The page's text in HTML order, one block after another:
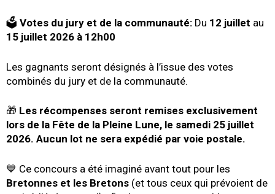
🗳️ Votes du jury et de la communauté: Du 12 juillet au
15 juillet 2026 à 12h00
Les gagnants seront désignés à l’issue des votes
combinés du jury et de la communauté.
🎁 Les récompenses seront remises exclusivement
lors de la Fête de la Pleine Lune, le samedi 25 juillet
2026. Aucun lot ne sera expédié par voie postale.
💙 Ce concours a été imaginé avant tout pour les
Bretonnes et les Bretons (et tous ceux qui prévoient de